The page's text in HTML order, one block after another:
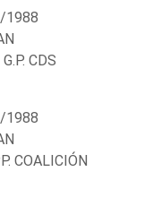
1988
CDS
1988
COALICIÓN